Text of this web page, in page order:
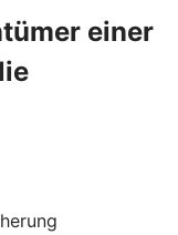
einer